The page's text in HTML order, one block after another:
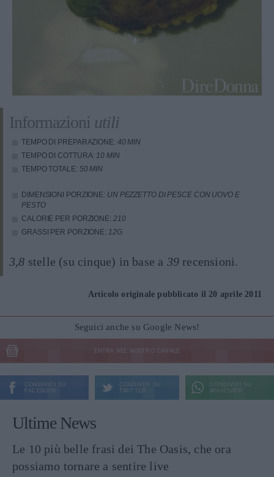
Informazioni utili
TEMPO DI PREPARAZIONE: 40 MIN
TEMPO DI COTTURA: 10 MIN
TEMPO TOTALE: 50 MIN
DIMENSIONI PORZIONE: UN PEZZETTO DI PESCE CON UOVO E
PESTO
CALORIE PER PORZIONE: 210
GRASSI PER PORZIONE: 12G
3,8 stelle (su cinque) in base a 39 recensioni.
Articolo originale pubblicato il 20 aprile 2011
Seguici anche su Google News!
ENTRA NEL NOSTRO CANALE
CONDIVIDI SU
FACEBOOK
CONDIVIDI SU
TWITTER
CONDIVIDI SU
WHATSAPP
Ultime News
Le 10 più belle frasi dei The Oasis, che ora
possiamo tornare a sentire live